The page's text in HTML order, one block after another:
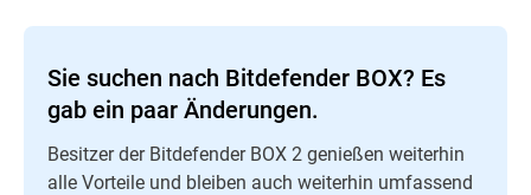
Sie suchen nach Bitdefender BOX? Es
gab ein paar Änderungen.
Besitzer der Bitdefender BOX 2 genießen weiterhin
alle Vorteile und bleiben auch weiterhin umfassend